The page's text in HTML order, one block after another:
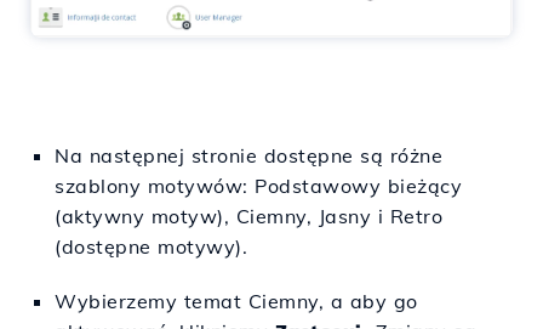
Na następnej stronie dostępne są różne
szablony motywów: Podstawowy bieżący
(aktywny motyw), Ciemny, Jasny i Retro
(dostępne motywy).
Wybierzemy temat Ciemny, a aby go